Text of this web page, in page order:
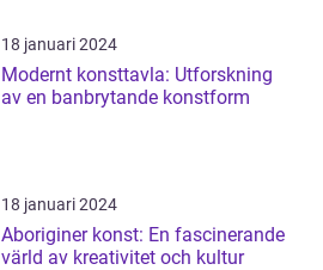
18 januari 2024
Modernt konsttavla: Utforskning
av en banbrytande konstform
18 januari 2024
Aboriginer konst: En fascinerande
värld av kreativitet och kultur